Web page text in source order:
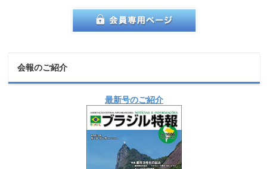
会報のご紹介
最新号のご紹介